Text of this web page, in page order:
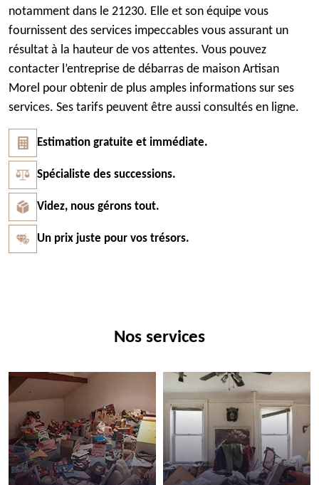
notamment dans le 21230. Elle et son équipe vous
fournissent des services impeccables vous assurant un
résultat à la hauteur de vos attentes. Vous pouvez
contacter l’entreprise de débarras de maison Artisan
Morel pour obtenir de plus amples informations sur ses
services. Ses tarifs peuvent être aussi consultés en ligne.
Estimation gratuite et immédiate.
Spécialiste des successions.
Videz, nous gérons tout.
Un prix juste pour vos trésors.
Nos services